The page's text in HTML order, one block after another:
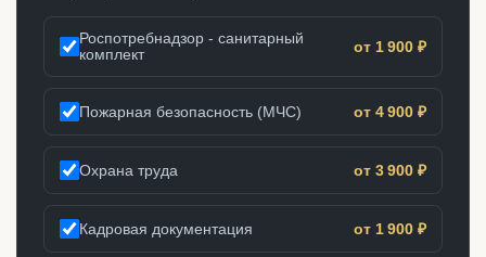
Роспотребнадзор - санитарный
комплект
от 1 900 ₽
Пожарная безопасность (МЧС) от 4 900 ₽
Охрана труда от 3 900 ₽
Кадровая документация от 1 900 ₽